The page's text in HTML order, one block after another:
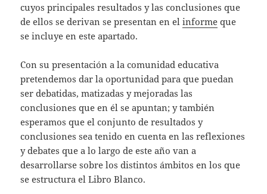
cuyos principales resultados y las conclusiones que
de ellos se derivan se presentan en elinforme que
se incluye en este apartado.
Con su presentación a la comunidad educativa
pretendemos dar la oportunidad para que puedan
ser debatidas, matizadas y mejoradas las
conclusiones que en él se apuntan; y también
esperamos que el conjunto de resultados y
conclusiones sea tenido en cuenta en las reflexiones
y debates que a lo largo de este año van a
desarrollarse sobre los distintos ámbitos en los que
se estructura el Libro Blanco.